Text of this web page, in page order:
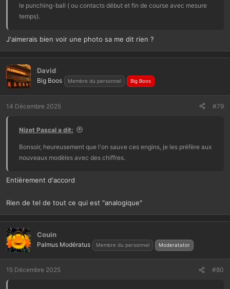
le punching-ball ( ou contacts début et fin de course avec mesure
temps).
J'aimerais bien voir une photo sa me dit rien ?
David
Big Boos Membre du personnel Big Boos
14 Décembre 2025 #79
Nizet Pascal a dit:
Bonsoir, heureusement que l'on sauve ces engins, je les préfère aux
nouveaux modèles avec des chiffres.
Entièrement d'accord
Rien de tel de tout ce qui est "analogique"
Couin
Palmus Modératus Membre du personnel Moderatator
15 Décembre 2025 #80